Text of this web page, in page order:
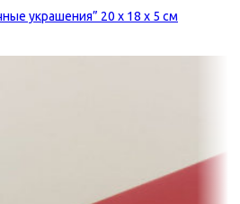
украшения” 20 х 18 х 5 см